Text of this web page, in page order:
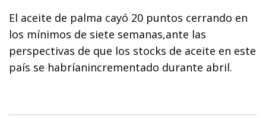
El aceite de palma cayó 20 puntos cerrando en
los mínimos de siete semanas,ante las
perspectivas de que los stocks de aceite en este
país se habríanincrementado durante abril.